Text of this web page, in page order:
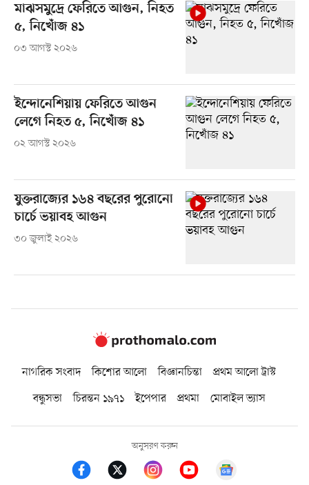
মাঝসমুদ্রে ফেরিতে আগুন, নিহত
৫, নিখোঁজ ৪১
০৩ আগস্ট ২০২৬
ইন্দোনেশিয়ায় ফেরিতে আগুন
লেগে নিহত ৫, নিখোঁজ ৪১
০২ আগস্ট ২০২৬
যুক্তরাজ্যের ১৬৪ বছরের পুরোনো
চার্চে ভয়াবহ আগুন
৩০ জুলাই ২০২৬
নাগরিক সংবাদ কিশোর আলো বিজ্ঞানচিন্তা
প্রথম আলো ট্রাস্ট
বন্ধুসভা
চিরন্তন ১৯৭১ ইপেপার প্রথমা মোবাইল ভ্যাস
অনুসরণ করুন